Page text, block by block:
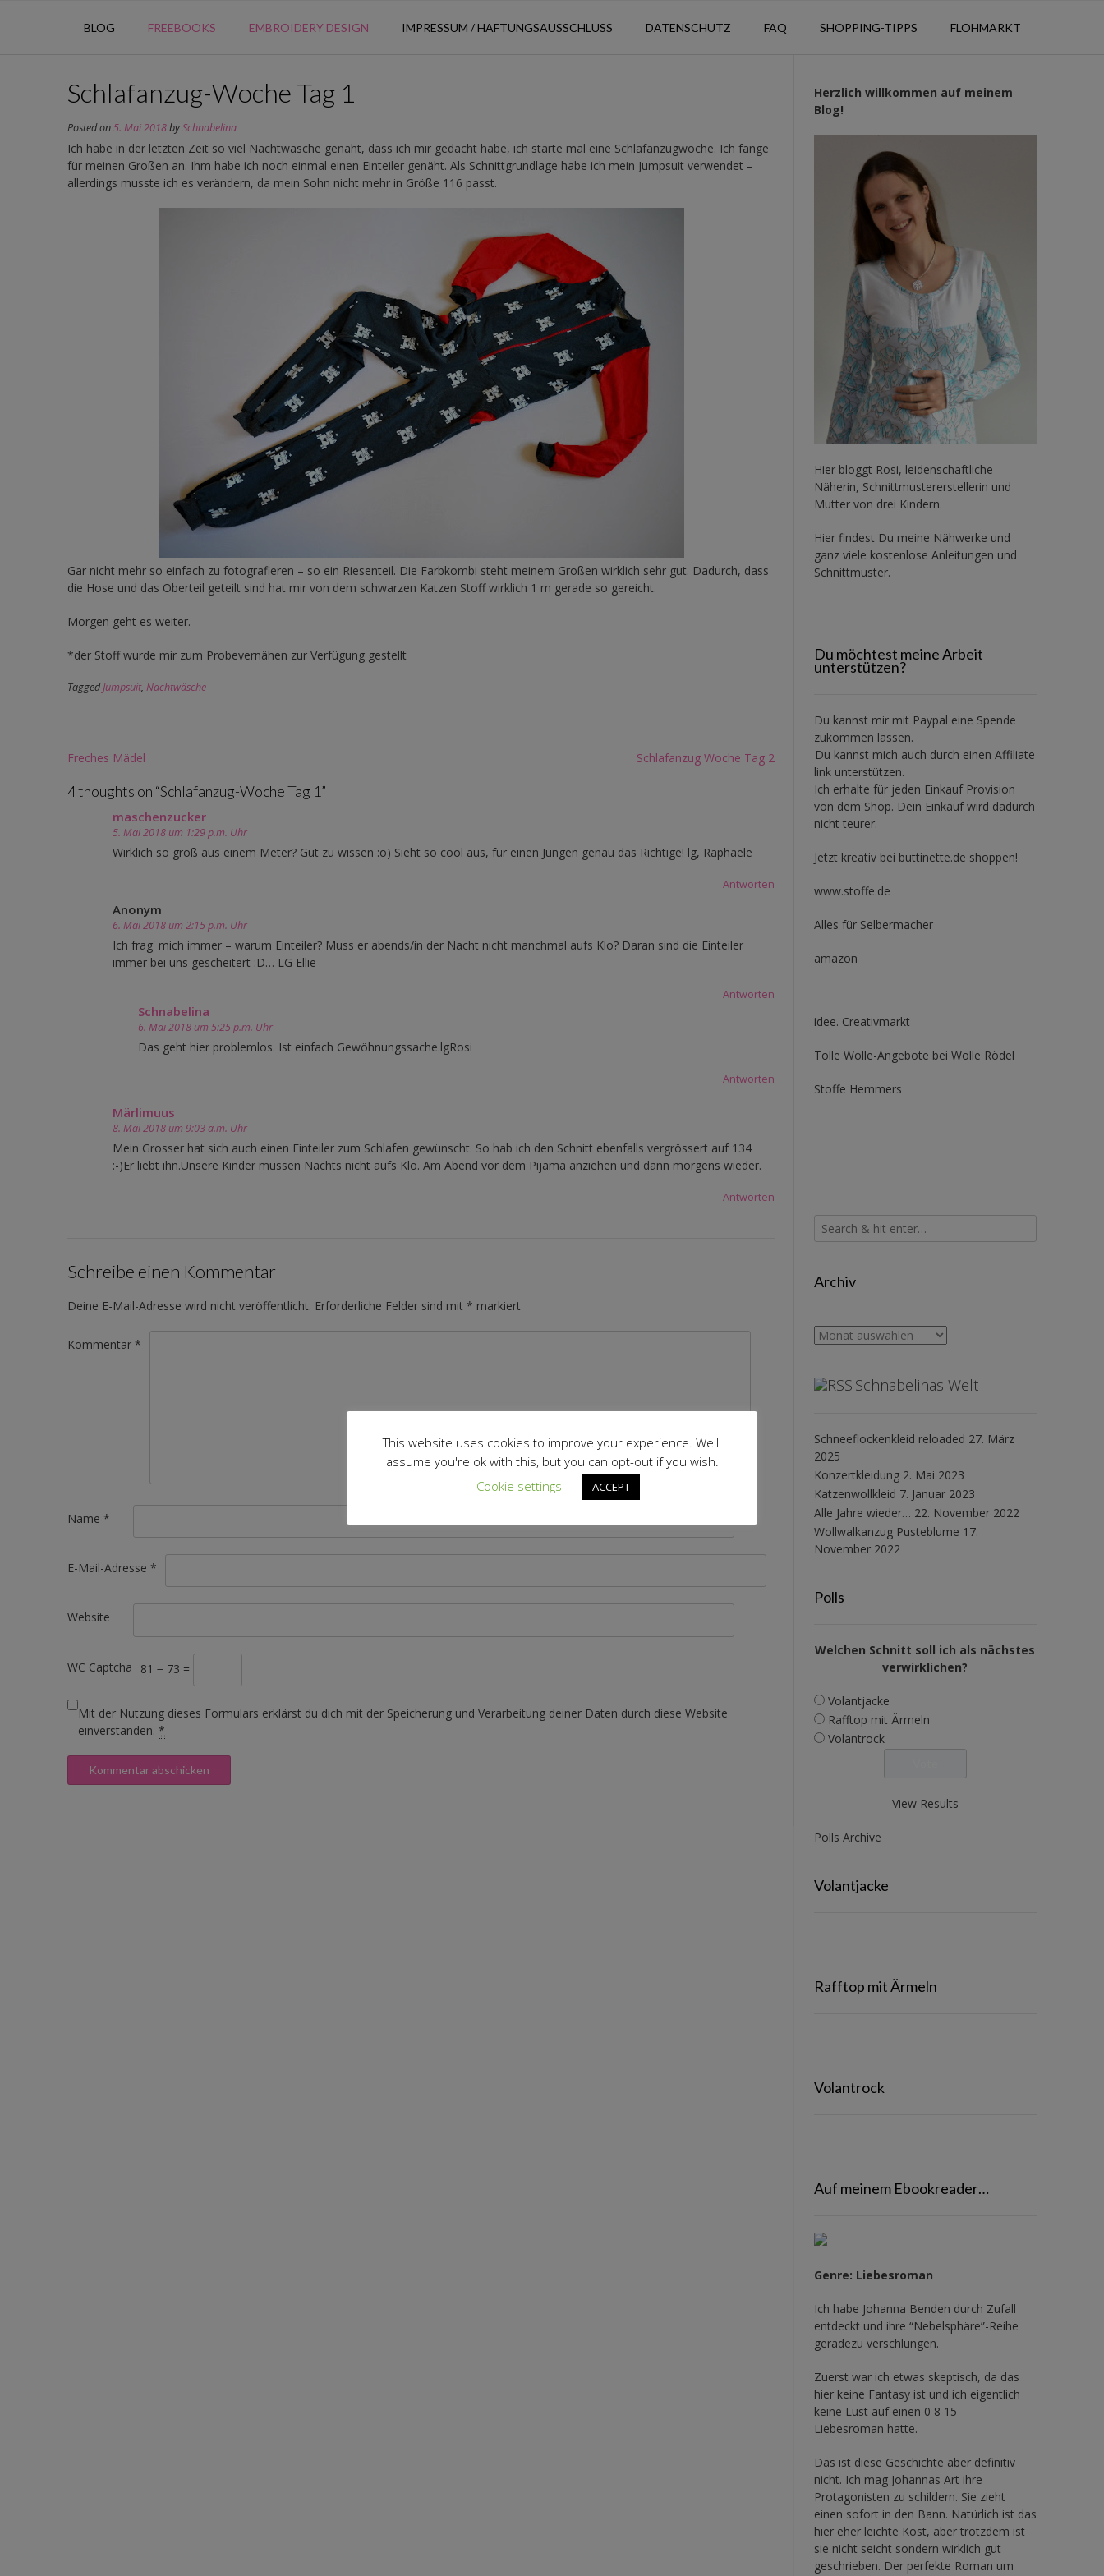
BLOG FREEBOOKS EMBROIDERY DESIGN IMPRESSUM / HAFTUNGSAUSSCHLUSS DATENSCHUTZ FAQ SHOPPING-TIPPS FLOHMARKT
Schlafanzug-Woche Tag 1
Posted on5. Mai 2018bySchnabelina
Ich habe in der letzten Zeit so viel Nachtwäsche genäht, dass ich mir gedacht habe, ich starte mal eine Schlafanzugwoche. Ich fange
für meinen Großen an. Ihm habe ich noch einmal einen Einteiler genäht. Als Schnittgrundlage habe ich mein Jumpsuit verwendet –
allerdings musste ich es verändern, da mein Sohn nicht mehr in Größe 116 passt.
Gar nicht mehr so einfach zu fotografieren – so ein Riesenteil. Die Farbkombi steht meinem Großen wirklich sehr gut. Dadurch, dass
die Hose und das Oberteil geteilt sind hat mir von dem schwarzen Katzen Stoff wirklich 1 m gerade so gereicht.
Morgen geht es weiter.
*der Stoff wurde mir zum Probevernähen zur Verfügung gestellt
TaggedJumpsuit, Nachtwäsche
Post
Freches Mädel Schlafanzug Woche Tag 2
4 thoughts on “Schlafanzug-Woche Tag 1”
maschenzucker
5. Mai 2018 um 1:29 p.m. Uhr
Wirklich so groß aus einem Meter? Gut zu wissen :o) Sieht so cool aus, für einen Jungen genau das Richtige! lg, Raphaele
Antworten
Anonym
6. Mai 2018 um 2:15 p.m. Uhr
Ich frag' mich immer – warum Einteiler? Muss er abends/in der Nacht nicht manchmal aufs Klo? Daran sind die Einteiler
immer bei uns gescheitert :D… LG Ellie
Antworten
Schnabelina
6. Mai 2018 um 5:25 p.m. Uhr
Das geht hier problemlos. Ist einfach Gewöhnungssache.lgRosi
Antworten
Märlimuus
8. Mai 2018 um 9:03 a.m. Uhr
Mein Grosser hat sich auch einen Einteiler zum Schlafen gewünscht. So hab ich den Schnitt ebenfalls vergrössert auf 134
:-)Er liebt ihn.Unsere Kinder müssen Nachts nicht aufs Klo. Am Abend vor dem Pijama anziehen und dann morgens wieder.
Antworten
Schreibe einen Kommentar
Deine E-Mail-Adresse wird nicht veröffentlicht. Erforderliche Felder sind mit * markiert
Kommentar *
Name *
E-Mail-Adresse *
Website
WC Captcha 81 − 73 =
Mit der Nutzung dieses Formulars erklärst du dich mit der Speicherung und Verarbeitung deiner Daten durch diese Website
einverstanden. *
Herzlich willkommen auf meinem
Blog!
Hier bloggt Rosi, leidenschaftliche
Näherin, Schnittmustererstellerin und
Mutter von drei Kindern.
Hier findest Du meine Nähwerke und
ganz viele kostenlose Anleitungen und
Schnittmuster.
Du möchtest meine Arbeit
unterstützen?
Du kannst mir mit Paypal eine Spende
zukommen lassen.
Du kannst mich auch durch einen Affiliate
link unterstützen.
Ich erhalte für jeden Einkauf Provision
von dem Shop. Dein Einkauf wird dadurch
nicht teurer.
Jetzt kreativ bei buttinette.de shoppen!
www.stoffe.de
Alles für Selbermacher
amazon
idee. Creativmarkt
Tolle Wolle-Angebote bei Wolle Rödel
Stoffe Hemmers
Archiv
Archiv
Schnabelinas Welt
Schneeflockenkleid reloaded 27. März
2025
Konzertkleidung 2. Mai 2023
Katzenwollkleid 7. Januar 2023
Alle Jahre wieder… 22. November 2022
Wollwalkanzug Pusteblume 17.
November 2022
Polls
Welchen Schnitt soll ich als nächstes
verwirklichen?
Volantjacke
Rafftop mit Ärmeln
Volantrock
View Results
Polls Archive
Volantjacke
Rafftop mit Ärmeln
Volantrock
Auf meinem Ebookreader…
Genre: Liebesroman
Ich habe Johanna Benden durch Zufall
entdeckt und ihre “Nebelsphäre”-Reihe
geradezu verschlungen.
Zuerst war ich etwas skeptisch, da das
hier keine Fantasy ist und ich eigentlich
keine Lust auf einen 0 8 15 –
Liebesroman hatte.
Das ist diese Geschichte aber definitiv
nicht. Ich mag Johannas Art ihre
Protagonisten zu schildern. Sie zieht
einen sofort in den Bann. Natürlich ist das
hier eher leichte Kost, aber trotzdem ist
sie nicht seicht sondern wirklich gut
geschrieben. Der perfekte Roman um
This website uses cookies to improve your experience. We'll
assume you're ok with this, but you can opt-out if you wish.
Cookie settings
ACCEPT